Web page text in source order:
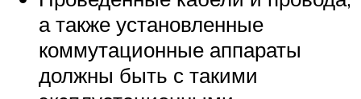
а также установленные
коммутационные аппараты
должны быть с такими